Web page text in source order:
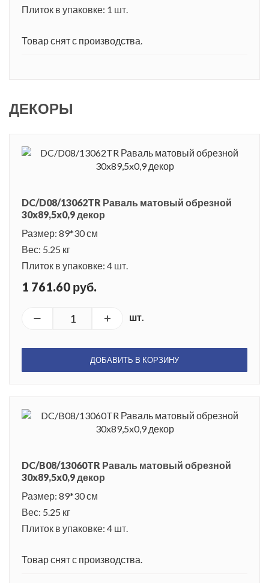
Плиток в упаковке: 1 шт.
Товар снят с производства.
ДЕКОРЫ
DC/D08/13062TR Раваль матовый обрезной
30x89,5x0,9 декор
Размер: 89*30 см
Вес: 5.25 кг
Плиток в упаковке: 4 шт.
1 761.60 руб.
шт.
ДОБАВИТЬ В КОРЗИНУ
DC/B08/13060TR Раваль матовый обрезной
30x89,5x0,9 декор
Размер: 89*30 см
Вес: 5.25 кг
Плиток в упаковке: 4 шт.
Товар снят с производства.